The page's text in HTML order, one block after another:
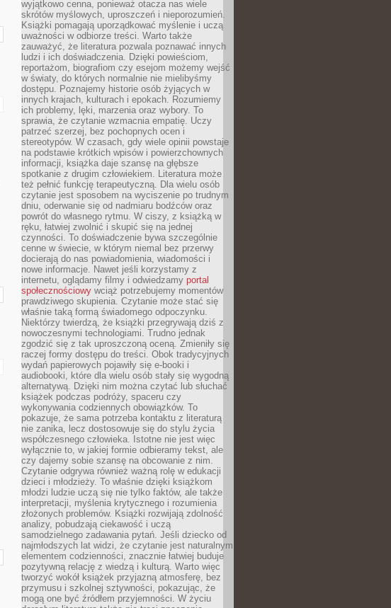
wyjątkowo cenna, ponieważ otacza nas wiele
skrótów myślowych, uproszczeń i nieporozumień.
Książki pomagają uporządkować myślenie i uczą
uważności w odbiorze treści. Warto także
zauważyć, że literatura pozwala poznawać innych
ludzi i ich doświadczenia. Dzięki powieściom,
reportażom, biografiom czy esejom możemy wejść
w światy, do których normalnie nie mielibyśmy
dostępu. Poznajemy historie osób żyjących w
innych krajach, kulturach i epokach. Rozumiemy
ich problemy, lęki, marzenia oraz wybory. To
sprawia, że czytanie wzmacnia empatię. Uczy
patrzeć szerzej, bez pochopnych ocen i
stereotypów. W czasach, gdy wiele opinii powstaje
na podstawie krótkich wpisów i powierzchownych
informacji, książka daje szansę na głębsze
spotkanie z drugim człowiekiem. Literatura może
też pełnić funkcję terapeutyczną. Dla wielu osób
czytanie jest sposobem na wyciszenie po trudnym
dniu, oderwanie się od nadmiaru bodźców oraz
powrót do własnego rytmu. W ciszy, z książką w
ręku, łatwiej zwolnić i skupić się na jednej
czynności. To doświadczenie bywa szczególnie
cenne w świecie, w którym niemal bez przerwy
docierają do nas powiadomienia, wiadomości i
nowe informacje. Nawet jeśli korzystamy z
internetu, oglądamy filmy i odwiedzamy portal
społecznościowy wciąż potrzebujemy momentów
prawdziwego skupienia. Czytanie może stać się
właśnie taką formą świadomego odpoczynku.
Niektórzy twierdzą, że książki przegrywają dziś z
nowoczesnymi technologiami. Trudno jednak
zgodzić się z tak uproszczoną oceną. Zmieniły się
raczej formy dostępu do treści. Obok tradycyjnych
wydań papierowych pojawiły się e-booki i
audiobooki, które dla wielu osób stały się wygodną
alternatywą. Dzięki nim można czytać lub słuchać
książek podczas podróży, spaceru czy
wykonywania codziennych obowiązków. To
pokazuje, że sama potrzeba kontaktu z literaturą
nie zanika, lecz dostosowuje się do stylu życia
współczesnego człowieka. Istotne nie jest więc
wyłącznie to, w jakiej formie odbieramy tekst, ale
czy dajemy sobie szansę na obcowanie z nim.
Czytanie odgrywa również ważną rolę w edukacji
dzieci i młodzieży. To właśnie dzięki książkom
młodzi ludzie uczą się nie tylko faktów, ale także
interpretacji, myślenia krytycznego i rozumienia
złożonych problemów. Książki rozwijają zdolność
analizy, pobudzają ciekawość i uczą
samodzielnego zadawania pytań. Jeśli dziecko od
najmłodszych lat widzi, że czytanie jest naturalnym
elementem codzienności, znacznie łatwiej buduje
pozytywną relację z wiedzą i kulturą. Warto więc
tworzyć wokół książek przyjazną atmosferę, bez
przymusu i szkolnej sztywności, pokazując, że
mogą one być źródłem przyjemności. W życiu